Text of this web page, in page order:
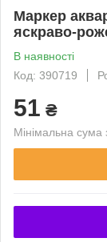
Маркер
яскраво-
В наявності
Код: 390719
51 ₴
Мінімальна